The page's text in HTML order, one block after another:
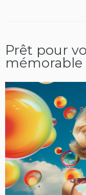
Prêt pour
mémorable